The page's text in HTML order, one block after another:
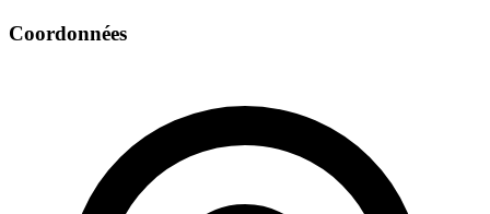
Coordonnées